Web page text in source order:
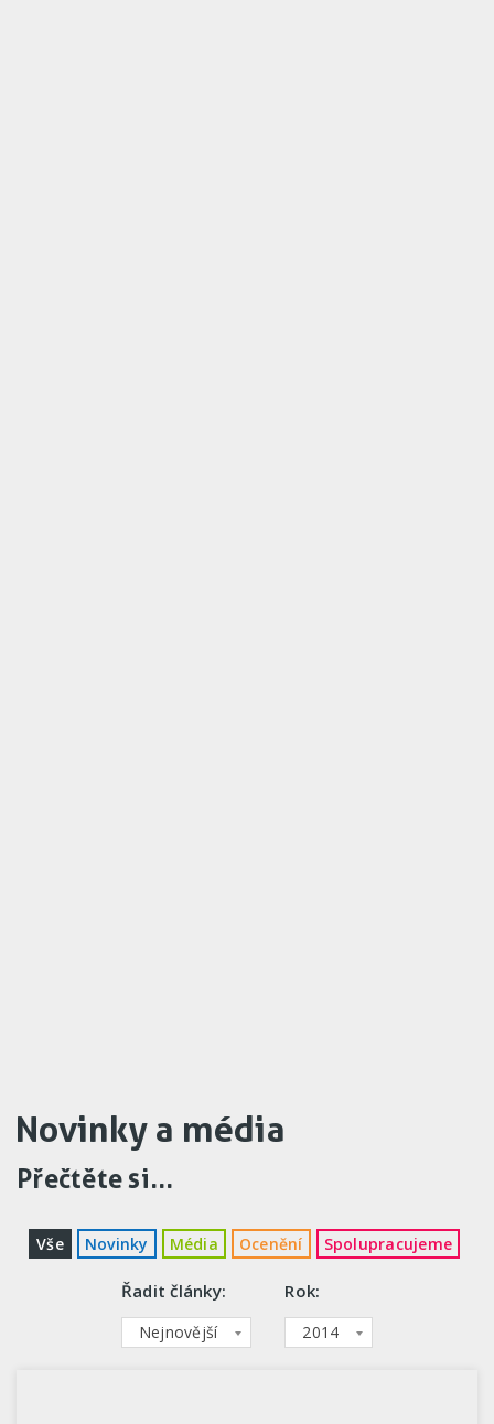
Novinky a média
Přečtěte si...
Vše Novinky Média Ocenění Spolupracujeme
Řadit články:
Nejnovější
Rok:
2014